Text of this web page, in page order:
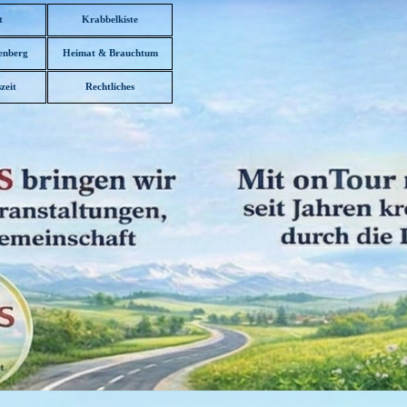
Krabbelkiste
▼
Heimat & Brauchtum
▼
Rechtliches